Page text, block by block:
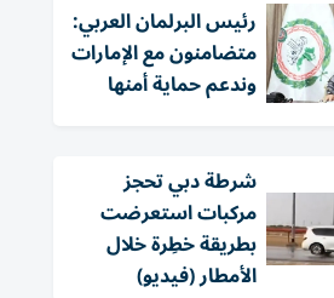
رئيس البرلمان العربي:
متضامنون مع الإمارات
وندعم حماية أمنها
شرطة دبي تحجز
مركبات استعرضت
بطريقة خطِرة خلال
الأمطار (فيديو)